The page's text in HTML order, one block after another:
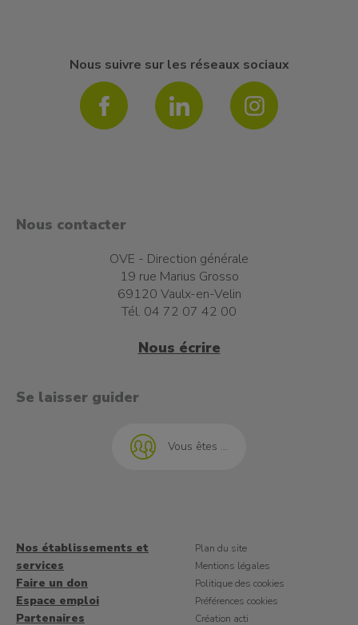
Nous suivre sur les réseaux sociaux
Nous contacter
OVE - Direction générale
19 rue Marius Grosso
69120 Vaulx-en-Velin
Tél. 04 72 07 42 00
Nous écrire
Nos établissements et
services
Faire un don
Espace emploi
Partenaires
Plan du site
Mentions légales
Politique des cookies
Préférences cookies
Création acti
Se laisser guider
Vous êtes ...